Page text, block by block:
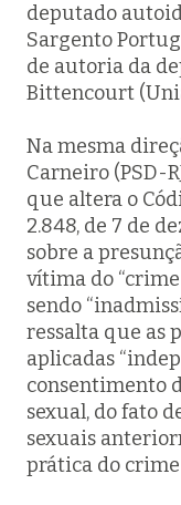
deputado
Sargento
de autoria da
Bittencourt
Na mesma
Carneiro (PSD-
que altera o
2.848, de 7 de
sobre a
vítima do
sendo
ressalta que as
aplicadas
consentimento
sexual, do fato
sexuais
prática do